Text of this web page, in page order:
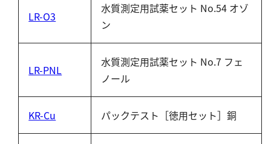
LR-O3
水質測定用試薬セット No.54 オゾ
ン
LR-PNL
水質測定用試薬セット No.7 フェ
ノール
KR-Cu パックテスト［徳用セット］銅